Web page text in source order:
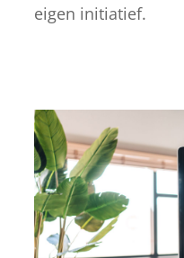
eigen initiatief.